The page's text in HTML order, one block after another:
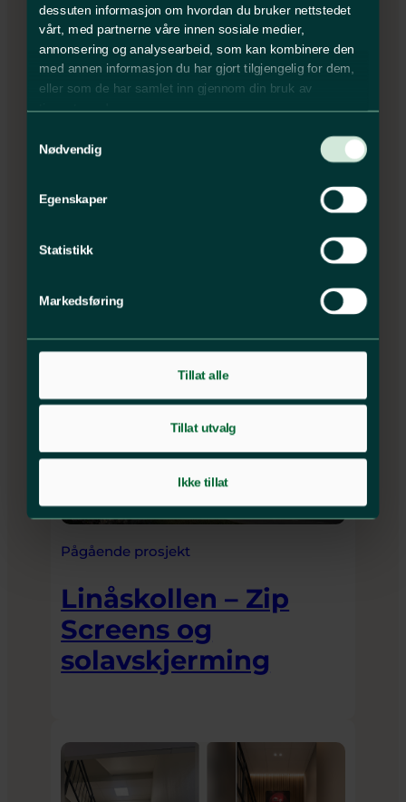
dessuten informasjon om hvordan du bruker nettstedet
vårt, med partnerne våre innen sosiale medier,
annonsering og analysearbeid, som kan kombinere den
med annen informasjon du har gjort tilgjengelig for dem,
eller som de har samlet inn gjennom din bruk av
Nødvendig
Egenskaper
Statistikk
Markedsføring
Tillat alle
Tillat utvalg
Ikke tillat
Pågående prosjekt
Alværn
Nesodden
Pågående prosjekt
Linåskollen – Zip
Screens og
solavskjerming